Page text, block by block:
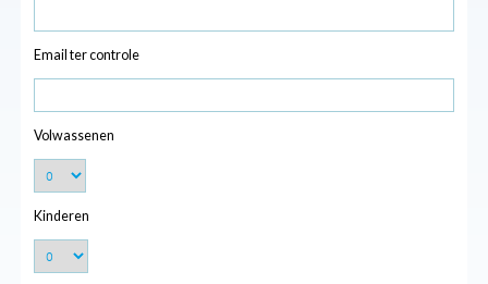
Email ter controle
Volwassenen
Kinderen